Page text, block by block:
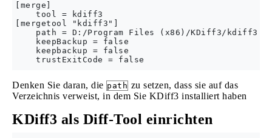
[merge]
    tool = kdiff3
[mergetool "kdiff3"]
path = D:/Program Files (x86)/KDiff3/
    keepBackup = false
    keepbackup = false
Denken Sie daran, die path zu setzen, dass sie auf das
Verzeichnis verweist, in dem Sie KDiff3 installiert haben
KDiff3 als Diff-Tool einrichten